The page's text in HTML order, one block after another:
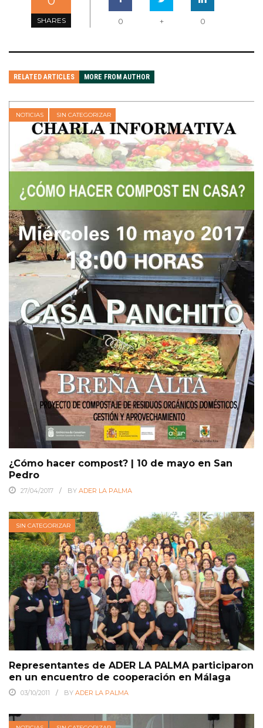
SHARES 0 + 0
RELATED ARTICLES MORE FROM AUTHOR
NOTICIAS SIN CATEGORIZAR
¿Cómo hacer compost? | 10 de mayo en San
Pedro
27/04/2017 BY ADER LA PALMA
SIN CATEGORIZAR
Representantes de ADER LA PALMA participaron
en un encuentro de cooperación en Málaga
03/10/2011 BY ADER LA PALMA